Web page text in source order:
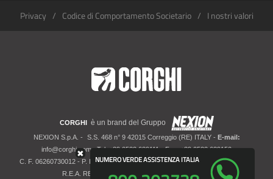
Privacy Codice di Comportamento Societario I nostri valori
CORGHI è un brand del Gruppo
NEXION S.p.A. - S.S. 468 n° 9 42015 Correggio (RE) ITALY - E-mail:
info@corghi.com- Tel: +39 0522 639111 - Fax: +39 0522 639150
C. F. 06260730012 - P. IVA 01700320359 - Registro imprese RE 06260730012 -
R.E.A. RE 207099 - Cap. Soc. Euro 10.000.000 i.v.
✖ NUMERO VERDE ASSISTENZA ITALIA